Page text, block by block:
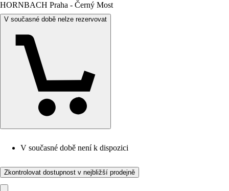
HORNBACH Praha - Černý Most
V současné době nelze rezervovat
V současné době není k dispozici
Zkontrolovat dostupnost v nejbližší prodejně